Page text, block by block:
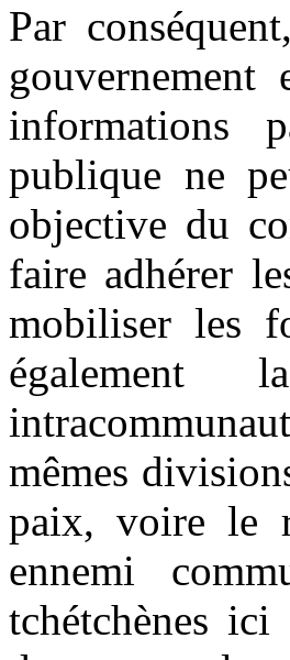
Par
informations
publique ne
objective du
faire adhérer
mobiliser les
également
mêmes
paix, voire le
ennemi
tchétchènes ici